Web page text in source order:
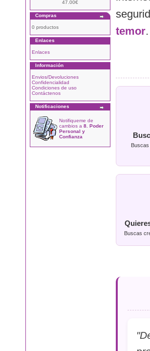
47.00€
Compras
0 productos
Enlaces
Enlaces
Información
Envios/Devoluciones
Confidencialidad
Condiciones de uso
Contáctenos
Notificaciones
Notifiqueme de
cambios a 8. Poder
Personal y
Confianza
temor.
Buscas
Buscas